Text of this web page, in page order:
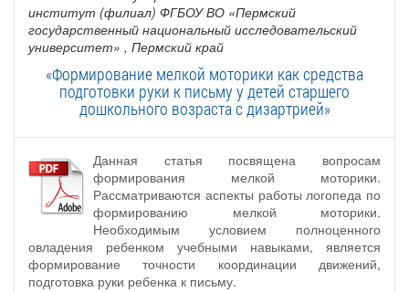
институт (филиал) ФГБОУ ВО «Пермский
государственный национальный исследовательский
университет» , Пермский край
«Формирование мелкой моторики как средства
подготовки руки к письму у детей старшего
дошкольного возраста с дизартрией»
Данная статья посвящена вопросам
формирования мелкой моторики.
Рассматриваются аспекты работы логопеда по
формированию мелкой моторики.
Необходимым условием полноценного
овладения ребенком учебными навыками, является
формирование точности координации движений,
подготовка руки ребенка к письму.